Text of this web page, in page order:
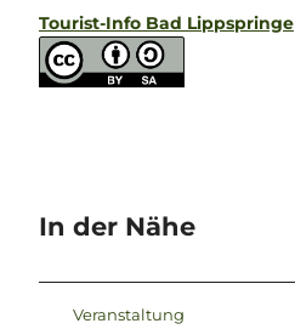
Tourist-Info Bad Lippspringe
In der Nähe
Veranstaltung